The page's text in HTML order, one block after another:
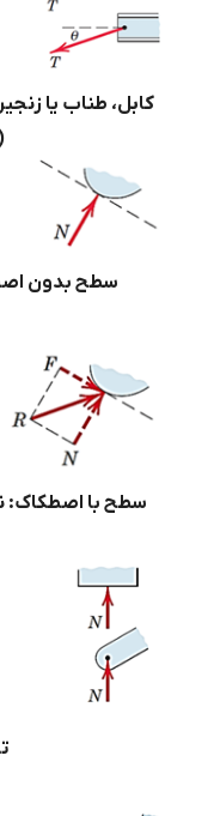
کابل، طناب یا
سطح بدون
سطح با اصطکاک: